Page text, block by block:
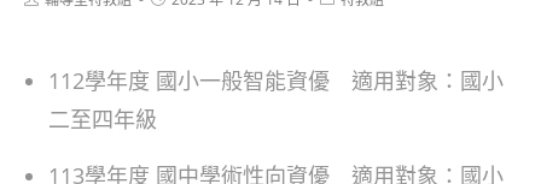
112學年度 國小一般智能資優 適用對象：國小
二至四年級
113學年度 國中學術性向資優 適用對象：國小